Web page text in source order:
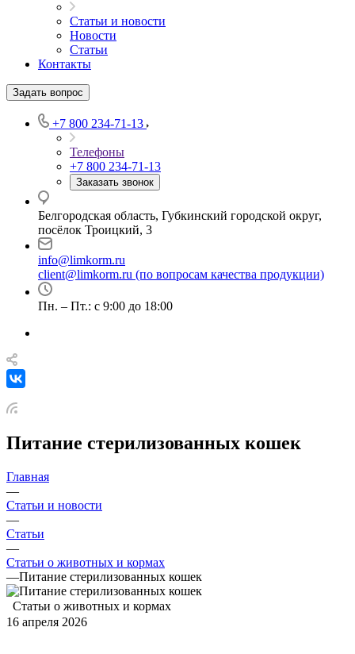
Статьи и новости
Новости
Статьи
Контакты
Задать вопрос
+7 800 234-71-13
Телефоны
+7 800 234-71-13
Заказать звонок
Белгородская область, Губкинский городской округ,
посёлок Троицкий, 3
info@limkorm.ru
client@limkorm.ru (по вопросам качества продукции)
Пн. – Пт.: с 9:00 до 18:00
Питание стерилизованных кошек
Главная
—
Статьи и новости
—
Статьи
—
Статьи о животных и кормах
—Питание стерилизованных кошек
Статьи о животных и кормах
16 апреля 2026